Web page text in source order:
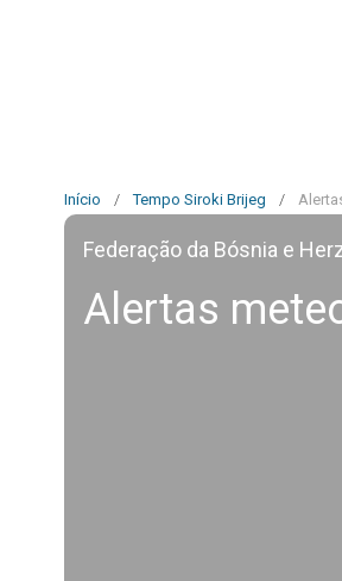
Início / Tempo Siroki Brijeg /
Federação da Bósnia e
Alertas